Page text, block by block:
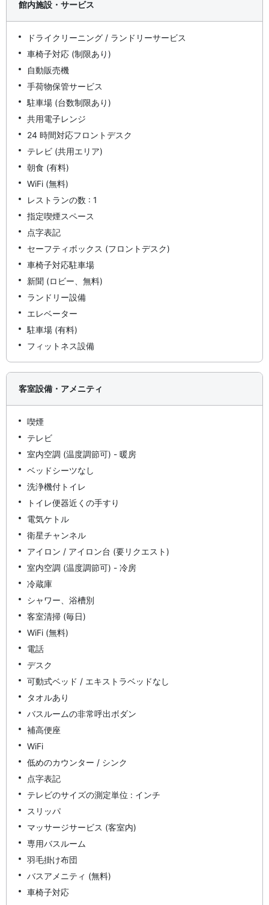
館内施設・サービス
ドライクリーニング / ランドリーサービス
車椅子対応 (制限あり)
自動販売機
手荷物保管サービス
駐車場 (台数制限あり)
共用電子レンジ
24 時間対応フロントデスク
テレビ (共用エリア)
朝食 (有料)
WiFi (無料)
レストランの数 : 1
指定喫煙スペース
点字表記
セーフティボックス (フロントデスク)
車椅子対応駐車場
新聞 (ロビー、無料)
ランドリー設備
エレベーター
駐車場 (有料)
フィットネス設備
客室設備・アメニティ
喫煙
テレビ
室内空調 (温度調節可) - 暖房
ベッドシーツなし
洗浄機付トイレ
トイレ便器近くの手すり
電気ケトル
衛星チャンネル
アイロン / アイロン台 (要リクエスト)
室内空調 (温度調節可) - 冷房
冷蔵庫
シャワー、浴槽別
客室清掃 (毎日)
WiFi (無料)
電話
デスク
可動式ベッド / エキストラベッドなし
タオルあり
バスルームの非常呼出ボダン
補高便座
WiFi
低めのカウンター / シンク
点字表記
テレビのサイズの測定単位 : インチ
スリッパ
マッサージサービス (客室内)
専用バスルーム
羽毛掛け布団
バスアメニティ (無料)
車椅子対応